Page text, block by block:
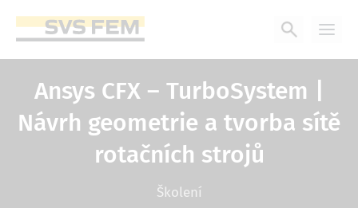
hlavnímu
Ansys CFX – TurboSystem |
Návrh geometrie a tvorba sítě
rotačních strojů
Školení